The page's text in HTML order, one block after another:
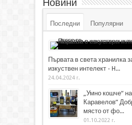
Последни Популярни
Първата в света хранилка
изкуствен интелект - H...
24.04.2024 г.
„Умно кошче“
Каравелов”
място от фо...
01.10.2022 г.